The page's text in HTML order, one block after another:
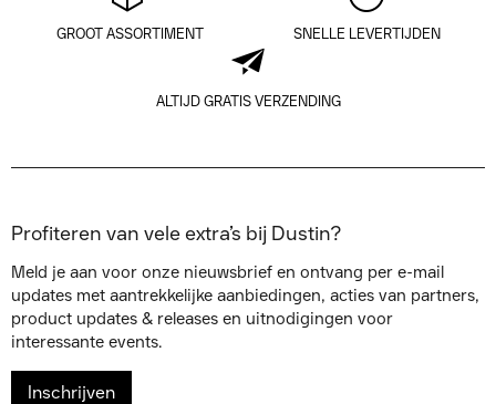
GROOT ASSORTIMENT SNELLE LEVERTIJDEN
ALTIJD GRATIS VERZENDING
Profiteren van vele extra’s bij Dustin?
Meld je aan voor onze nieuwsbrief en ontvang per e-mail
updates met aantrekkelijke aanbiedingen, acties van partners,
product updates & releases en uitnodigingen voor
interessante events.
Inschrijven